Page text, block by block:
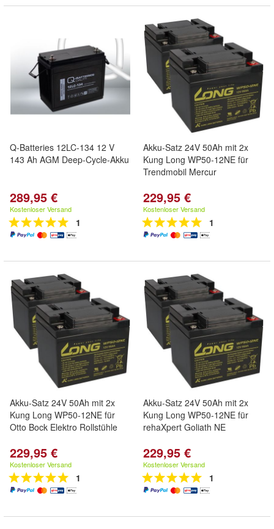
Q-Batteries 12LC-134 12 V
143 Ah AGM Deep-Cycle-Akku
289,95 €
Kostenloser Versand
1
Akku-Satz 24V 50Ah mit 2x
Kung Long WP50-12NE für
Trendmobil Mercur
229,95 €
Kostenloser Versand
1
Akku-Satz 24V 50Ah mit 2x
Kung Long WP50-12NE für
Otto Bock Elektro Rollstühle
229,95 €
Kostenloser Versand
1
Akku-Satz 24V 50Ah mit 2x
Kung Long WP50-12NE für
rehaXpert Goliath NE
229,95 €
Kostenloser Versand
1